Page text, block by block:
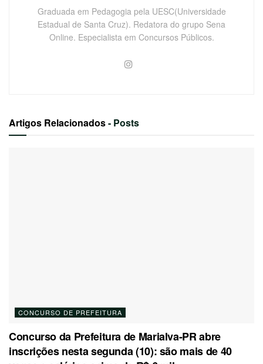
Graduada em Pedagogia pela UESC(Universidade
Estadual de Santa Cruz). Redatora do grupo Sena
Online. Especialista em Concursos Públicos.
Artigos Relacionados- Posts
CONCURSO DE PREFEITURA
Concurso da Prefeitura de Marialva-PR abre
inscrições nesta segunda (10): são mais de 40